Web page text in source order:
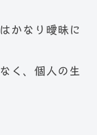
かなり曖昧に
く、個人の生